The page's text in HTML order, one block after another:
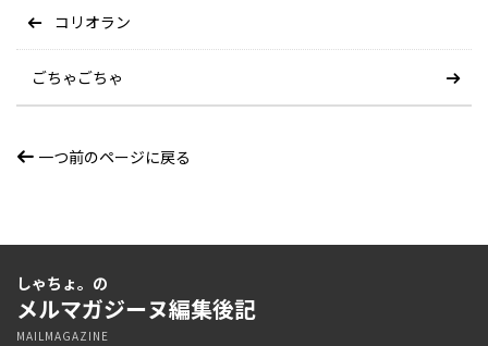
コリオラン
ごちゃごちゃ
一つ前のページに戻る
しゃちょ。の
メルマガジーヌ編集後記
MAILMAGAZINE